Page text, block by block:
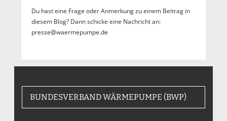
Du hast eine Frage oder Anmerkung zu einem Beitrag in
diesem Blog? Dann schicke eine Nachricht an:
presse@waermepumpe.de
BUNDESVERBAND WÄRMEPUMPE (BWP)